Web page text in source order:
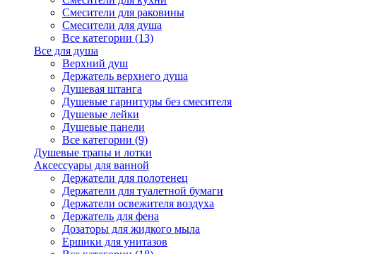
Смесители для раковины
Смесители для душа
Все категории (13)
Все для душа
Верхний душ
Держатель верхнего душа
Душевая штанга
Душевые гарнитуры без смесителя
Душевые лейки
Душевые панели
Все категории (9)
Душевые трапы и лотки
Аксессуары для ванной
Держатели для полотенец
Держатели для туалетной бумаги
Держатели освежителя воздуха
Держатель для фена
Дозаторы для жидкого мыла
Ершики для унитазов